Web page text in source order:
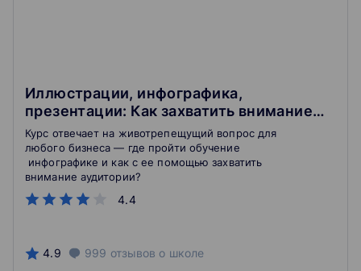
Иллюстрации, инфографика,
презентации: Как захватить внимание
аудитории
4.4
Курс отвечает на животрепещущий вопрос для
любого бизнеса — где пройти обучение
инфографике и как с ее помощью захватить
внимание аудитории?
4.9 999 отзывов о школе